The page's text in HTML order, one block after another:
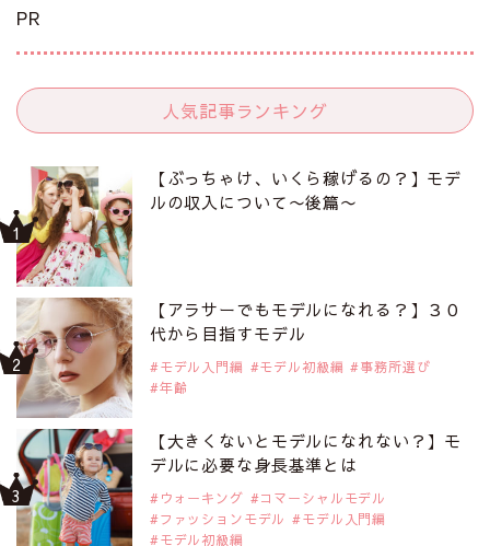
PR
人気記事ランキング
【ぶっちゃけ、いくら稼げるの？】モデ
ルの収入について〜後篇〜
【アラサーでもモデルになれる？】３０
代から目指すモデル
モデル入門編 モデル初級編
事務所選び
年齢
【大きくないとモデルになれない？】モ
デルに必要な身長基準とは
ウォーキング
コマーシャルモデル
ファッションモデル
モデル入門編
モデル初級編